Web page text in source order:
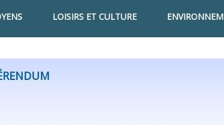
LOISIRS ET CULTURE